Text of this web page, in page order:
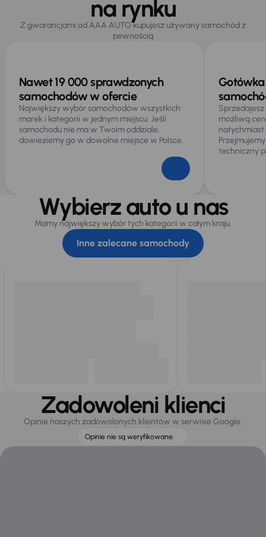
Ogólne
Podłokietnik
Połączenie USB (audio)
Rozpoznawanie znaków drogowych
na rynku
Z gwarancjami od AAA AUTO kupujesz używany samochód z
pewnością
Nawet 19 000 sprawdzonych
samochodów w ofercie
Największy wybór samochodów wszystkich
marek i kategorii w jednym miejscu. Jeśli
samochodu nie ma w Twoim oddziale,
dowieziemy go w dowolne miejsce w Polsce.
możliwą
techniczny
Wybierz auto u nas
Mamy największy wybór tych kategorii w całym kraju.
Inne zalecane samochody
Zadowoleni klienci
Opinie naszych zadowolonych klientów w serwisie Google.
Opinie nie są weryfikowane.